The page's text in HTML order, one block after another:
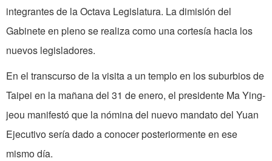
integrantes de la Octava Legislatura. La dimisión del
Gabinete en pleno se realiza como una cortesía hacia los
nuevos legisladores.
En el transcurso de la visita a un templo en los suburbios de
Taipei en la mañana del 31 de enero, el presidente Ma Ying-
jeou manifestó que la nómina del nuevo mandato del Yuan
Ejecutivo sería dado a conocer posteriormente en ese
mismo día.